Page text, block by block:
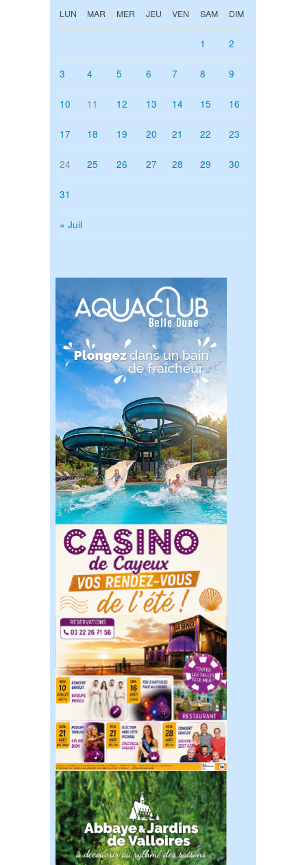
LUN MAR MER JEU VEN SAM DIM
« Juil
1 2
3 4 5 6 7 8 9
10 11 12 13 14 15 16
17 18 19 20 21 22 23
24 25 26 27 28 29 30
31